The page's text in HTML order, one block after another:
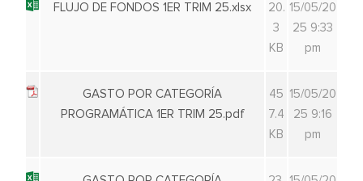
FLUJO DE FONDOS 1ER TRIM 25.xlsx
20.
3
KB
15/05/20
25 9:33
pm
GASTO POR CATEGORÍA
PROGRAMÁTICA 1ER TRIM 25.pdf
45
7.4
KB
15/05/20
25 9:16
pm